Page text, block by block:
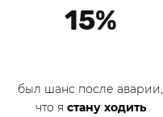
15%
был шанс после аварии,
что я стану ходить